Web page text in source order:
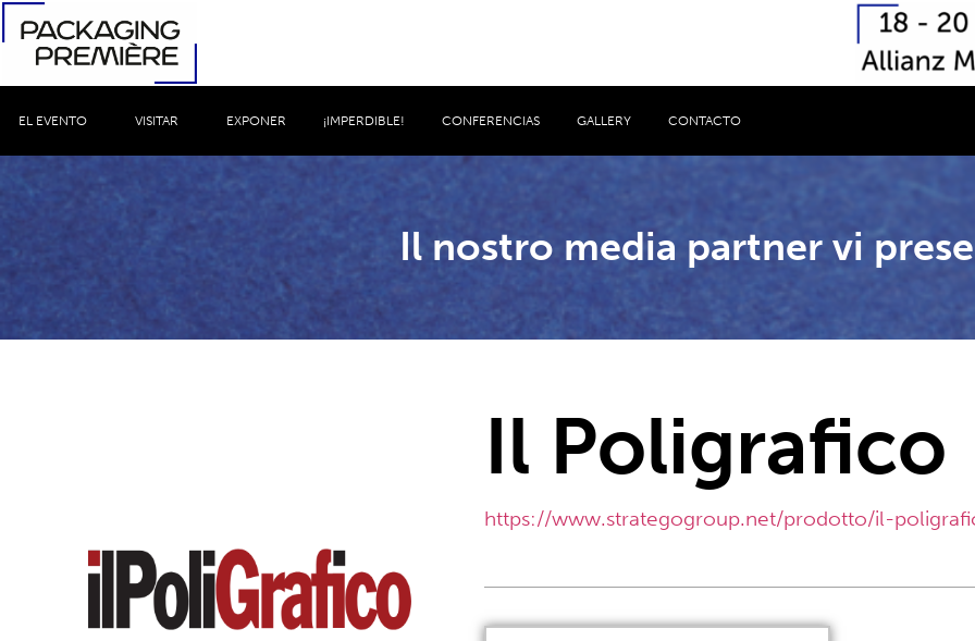
EL EVENTO VISITAR EXPONER ¡IMPERDIBLE! CONFERENCIAS GALLERY CONTACTO
Il nostro media partner vi
Il Poligrafico
https://www.strategogroup.net/prodotto/il-